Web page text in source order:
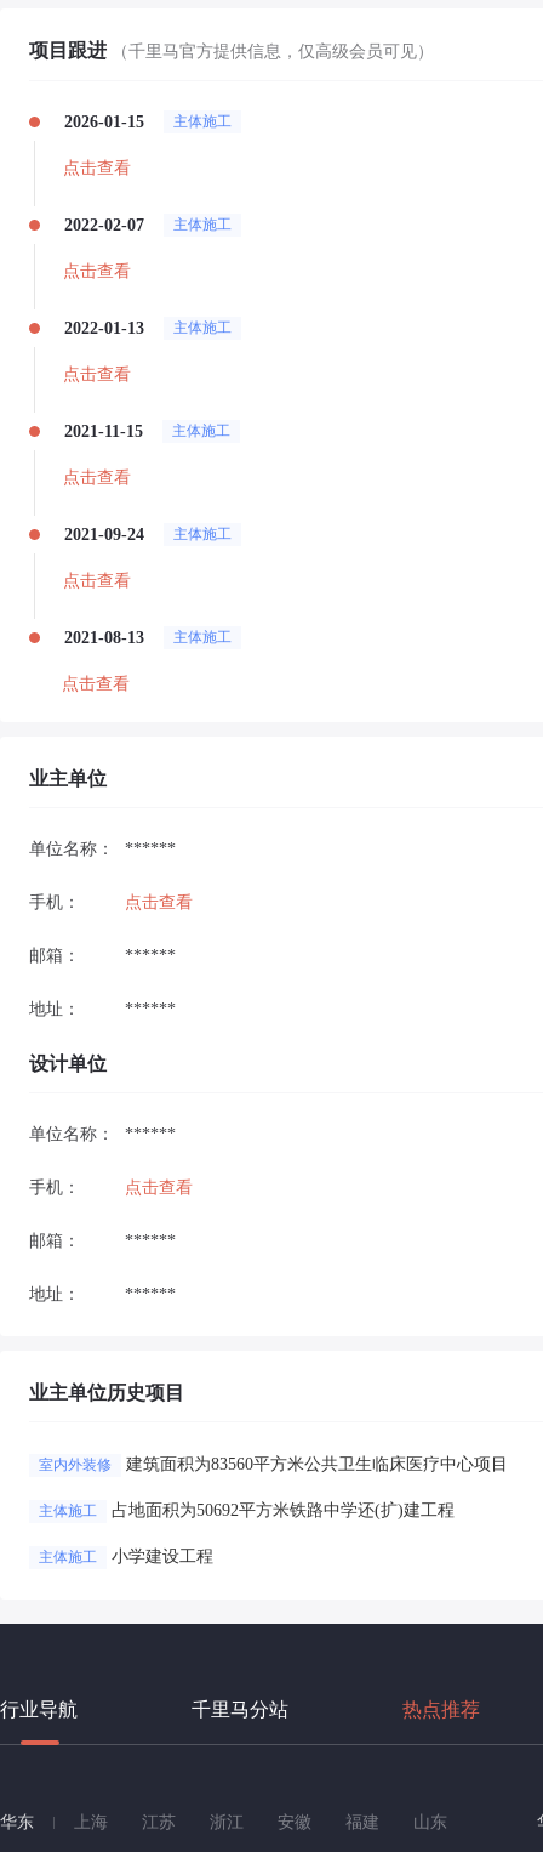
项目跟进 （千里马官方提供信息，仅高级会员可见）
2026-01-15 主体施工
点击查看
2022-02-07 主体施工
点击查看
2022-01-13 主体施工
点击查看
2021-11-15 主体施工
点击查看
2021-09-24 主体施工
点击查看
2021-08-13 主体施工
点击查看
业主单位
单位名称： ******
手机： 点击查看
邮箱： ******
地址： ******
设计单位
单位名称： ******
手机： 点击查看
邮箱： ******
地址： ******
业主单位历史项目
室内外装修 建筑面积为83560平方米公共卫生临床医疗中心项目
主体施工 占地面积为50692平方米铁路中学还(扩)建工程
主体施工 小学建设工程
行业导航 千里马分站 热点推荐
华东 上海 江苏 浙江 安徽 福建 山东